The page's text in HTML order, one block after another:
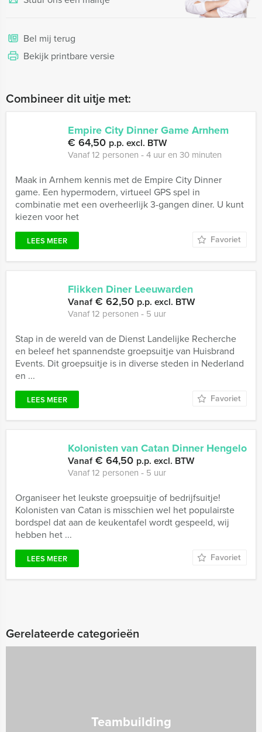
Bel mij terug
Bekijk printbare versie
Combineer dit uitje met:
Empire City Dinner Game Arnhem
€ 64,50 p.p. excl. BTW
Vanaf 12 personen ‐ 4 uur en 30 minuten
Maak in Arnhem kennis met de Empire City Dinner
game. Een hypermodern, virtueel GPS spel in
combinatie met een overheerlijk 3-gangen diner. U kunt
kiezen voor het
LEES MEER Favoriet
Flikken Diner Leeuwarden
Vanaf€ 62,50 p.p. excl. BTW
Vanaf 12 personen ‐ 5 uur
Stap in de wereld van de Dienst Landelijke Recherche
en beleef het spannendste groepsuitje van Huisbrand
Events. Dit groepsuitje is in diverse steden in Nederland
en ...
LEES MEER Favoriet
Kolonisten van Catan Dinner Hengelo
Vanaf€ 64,50 p.p. excl. BTW
Vanaf 12 personen ‐ 5 uur
Organiseer het leukste groepsuitje of bedrijfsuitje!
Kolonisten van Catan is misschien wel het populairste
bordspel dat aan de keukentafel wordt gespeeld, wij
hebben het ...
LEES MEER Favoriet
Gerelateerde categorieën
Teambuilding